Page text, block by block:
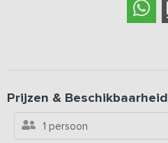
Prijzen & Beschikbaarheid
1 persoon